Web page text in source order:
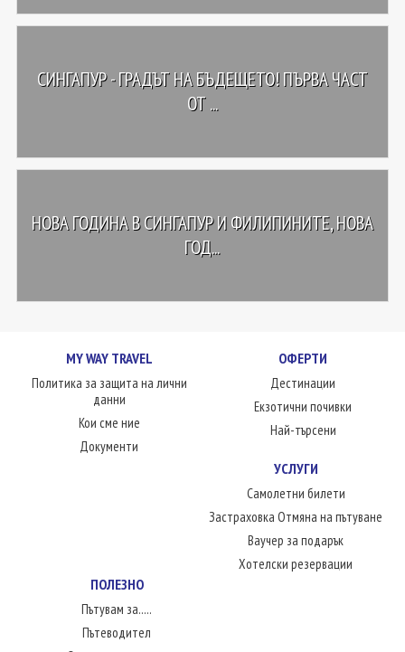
СИНГАПУР - ГРАДЪТ НА БЪДЕЩЕТО! ПЪРВА ЧАСТ
ОТ ...
НОВА ГОДИНА В СИНГАПУР И ФИЛИПИНИТЕ, НОВА
ГОД...
MY WAY TRAVEL
Политика за защита на лични
данни
Кои сме ние
Документи
ОФЕРТИ
Дестинации
Екзотични почивки
Най-търсени
УСЛУГИ
Самолетни билети
Застраховка Отмяна на пътуване
Ваучер за подарък
Хотелски резервации
ПОЛЕЗНО
Пътувам за.....
Пътеводител